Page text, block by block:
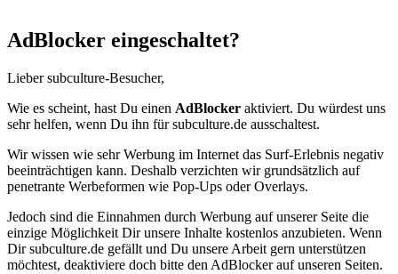
AdBlocker eingeschaltet?
Lieber subculture-Besucher,
Wie es scheint, hast Du einen AdBlocker aktiviert. Du würdest uns
sehr helfen, wenn Du ihn für subculture.de ausschaltest.
Wir wissen wie sehr Werbung im Internet das Surf-Erlebnis negativ
beeinträchtigen kann. Deshalb verzichten wir grundsätzlich auf
penetrante Werbeformen wie Pop-Ups oder Overlays.
Jedoch sind die Einnahmen durch Werbung auf unserer Seite die
einzige Möglichkeit Dir unsere Inhalte kostenlos anzubieten. Wenn
Dir subculture.de gefällt und Du unsere Arbeit gern unterstützen
möchtest, deaktiviere doch bitte den AdBlocker auf unseren Seiten.